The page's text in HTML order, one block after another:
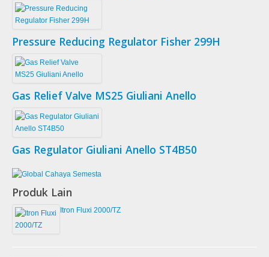
Pressure Reducing Regulator Fisher 299H
Gas Relief Valve MS25 Giuliani Anello
Gas Regulator Giuliani Anello ST4B50
Produk Lain
Itron Fluxi 2000/TZ